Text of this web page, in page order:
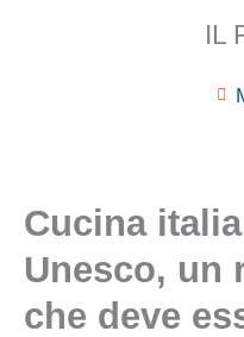
IL
Cucina
Unesco, un
che deve